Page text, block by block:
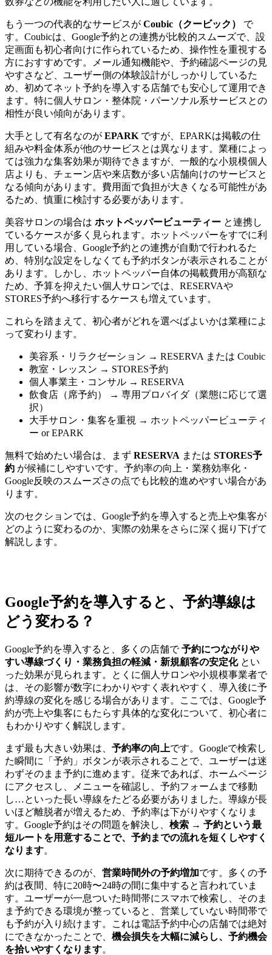
もう一つの代表的なサービスが Coubic（クービック）
で
す。Coubicは、Google予約との連携が比較的スムーズで、設
定画面も初心者向けに作られているため、操作性を重視する
方におすすめです。メール通知機能や、予約確認ページの見
やすさなど、ユーザー側の体験設計がしっかりしているた
め、初めてネット予約を導入する店舗でも安心して運用でき
ます。特に個人サロン・整体院・パーソナル系サービスとの
相性が良い傾向があります。
大手として有名なのが EPARK ですが、EPARKは掲載の仕
組みや料金体系が他のサービスとは異なります。業種によっ
ては強力な集客効果が期待できますが、一般的な小規模個人
店よりも、チェーン店や来店数が多い店舗向けのサービスと
なる傾向があります。費用面で負担が大きくなる可能性があ
るため、慎重に検討する必要があります。
美容サロンの場合は ホットペッパービューティー と連携し
ているケースが多く見られます。ホットペッパーをすでに利
用している場合、Google予約との連携が自動で行われるた
め、特別な設定をしなくても予約ボタンが表示されることが
あります。しかし、ホットペッパー自体の掲載費用が高額な
ため、予算を抑えたい個人サロンでは、RESERVAや
STORES予約へ移行するケースも増えています。
これらを踏まえて、初心者がどれを選べばよいかは業種によ
って変わります。
美容系・リラクゼーション → RESERVA または Coubic
教室・レッスン → STORES予約
個人事業主・コンサル → RESERVA
飲食店（席予約） → 専用プロバイダ（業態に応じて選
択）
大手サロン・集客を重視 → ホットペッパービューティ
ー or EPARK
無料で始めたい場合は、まず RESERVA または STORES予
約 が候補にしやすいです。予約率の向上・業務効率化・
Google反映のスムーズさの点でも比較的進めやすい場合があ
ります。
次のセクションでは、Google予約を導入すると売上や集客が
どのように変わるのか、実際の効果をさらに深く掘り下げて
解説します。
Google予約を導入すると、予約導線は
どう変わる？
Google予約を導入すると、多くの店舗で予約につながりや
すい導線づくり・業務負担の軽減・新規顧客の安定化とい
った効果が見られます。とくに個人サロンや小規模事業者で
は、その影響が数字にわかりやすく表れやすく、導入後に予
約導線の変化を感じる場合があります。ここでは、Google予
約が売上や集客にもたらす具体的な変化について、初心者に
もわかりやすく解説します。
まず最も大きい効果は、 予約率の向上です。Googleで検索し
た瞬間に「予約」ボタンが表示されることで、ユーザーは迷
わずそのまま予約に進めます。従来であれば、ホームページ
にアクセスし、メニューを確認し、予約フォームまで移動
し…といった長い導線をたどる必要がありました。導線が長
いほど離脱者が増えるため、予約率は下がりやすくなりま
す。Google予約はその問題を解決し、 検索 → 予約という最
短ルートを用意することで、予約までの流れを短くしやすく
なります。
次に期待できるのが、 営業時間外の予約増加です。多くの予
約は夜間、特に20時〜24時の間に集中すると言われていま
す。ユーザーが一息ついた時間帯にスマホで検索し、そのま
ま予約できる環境が整っていると、営業していない時間帯で
も予約が入り続けます。これは電話予約中心の店舗では絶対
にできなかったことで、 機会損失を大幅に減らし、予約機会
を拾いやすくなります。